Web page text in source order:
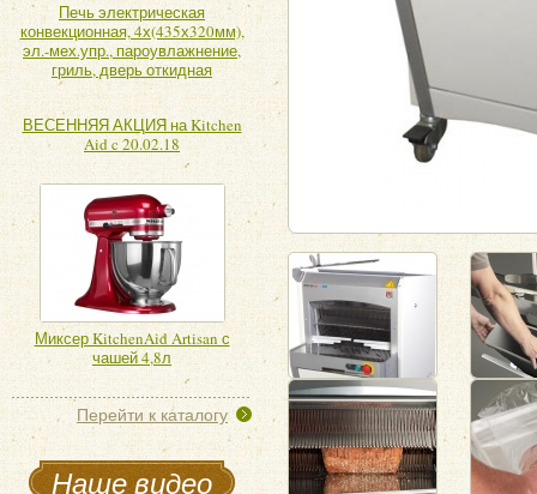
Печь электрическая
конвекционная, 4х(435х320мм),
эл.-мех.упр., пароувлажнение,
гриль, дверь откидная
ВЕСЕННЯЯ АКЦИЯ на Kitchen
Aid c 20.02.18
Миксер KitchenAid Artisan с
чашей 4,8л
Перейти к каталогу
Наше видео